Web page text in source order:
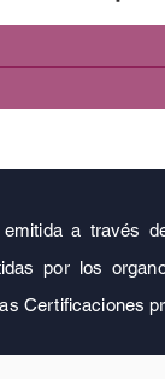
a través
por los
Certificaciones